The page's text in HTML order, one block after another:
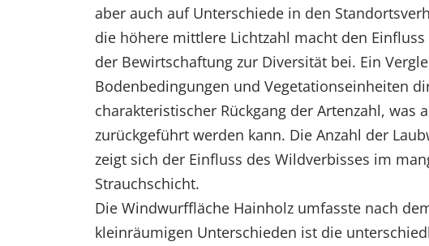
aber auch auf Unterschiede in den
die höhere mittlere Lichtzahl macht den
der Bewirtschaftung zur Diversität bei. Ein
Bodenbedingungen und Vegetationseinheiten
charakteristischer Rückgang der Artenzahl,
zurückgeführt werden kann. Die Anzahl der
zeigt sich der Einfluss des Wildverbisses im
Strauchschicht.
Die Windwurffläche Hainholz umfasste nach
kleinräumigen Unterschieden ist die
YouTube
Vimeo